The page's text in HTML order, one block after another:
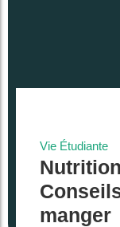
Vie Étudiante
manger